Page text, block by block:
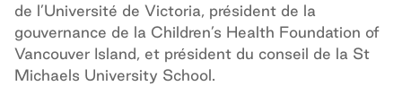
de l’Université de Victoria, président de la
gouvernance de la Children’s Health Foundation of
Vancouver Island, et président du conseil de la St
Michaels University School.